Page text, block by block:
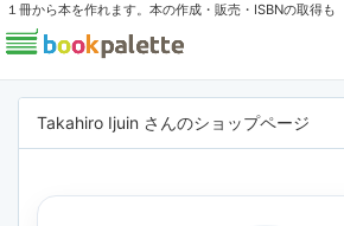
１冊から本を作れます。本の作成・販売・ISBNの取得も
Takahiro Ijuin さんのショップページ